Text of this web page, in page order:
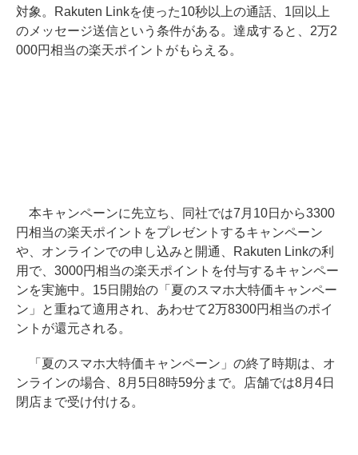
対象。Rakuten Linkを使った10秒以上の通話、1回以上
のメッセージ送信という条件がある。達成すると、2万2
000円相当の楽天ポイントがもらえる。
本キャンペーンに先立ち、同社では7月10日から3300
円相当の楽天ポイントをプレゼントするキャンペーン
や、オンラインでの申し込みと開通、Rakuten Linkの利
用で、3000円相当の楽天ポイントを付与するキャンペー
ンを実施中。15日開始の「夏のスマホ大特価キャンペー
ン」と重ねて適用され、あわせて2万8300円相当のポイ
ントが還元される。
「夏のスマホ大特価キャンペーン」の終了時期は、オ
ンラインの場合、8月5日8時59分まで。店舗では8月4日
閉店まで受け付ける。